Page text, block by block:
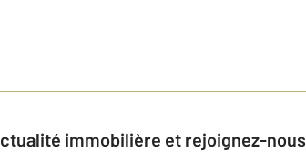
immobilière et rejoignez-nous